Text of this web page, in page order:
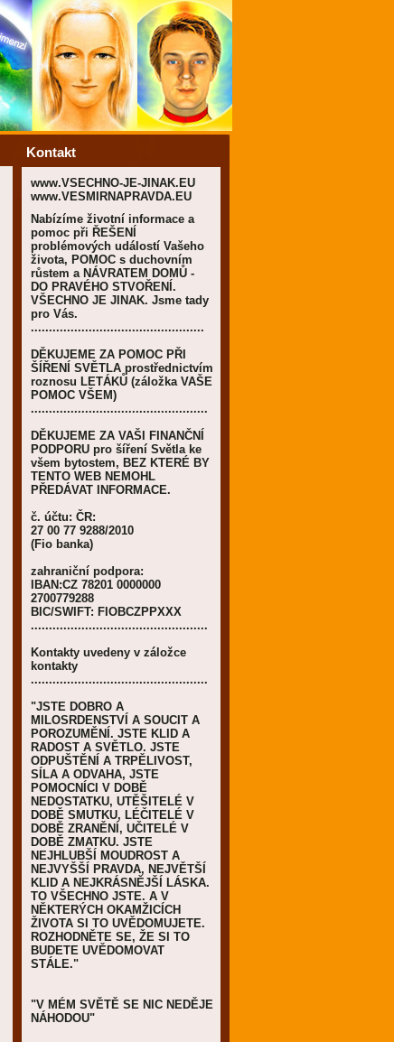
Kontakt
www.VSECHNO-JE-JINAK.EU
www.VESMIRNAPRAVDA.EU
Nabízíme životní informace a
pomoc při ŘEŠENÍ
problémových událostí Vašeho
života, POMOC s duchovním
růstem a NÁVRATEM DOMŮ -
DO PRAVÉHO STVOŘENÍ.
VŠECHNO JE JINAK. Jsme tady
pro Vás.
................................................
DĚKUJEME ZA POMOC PŘI
ŠÍŘENÍ SVĚTLA prostřednictvím
roznosu LETÁKŮ (záložka VAŠE
POMOC VŠEM)
.................................................
DĚKUJEME ZA VAŠI FINANČNÍ
PODPORU pro šíření Světla ke
všem bytostem, BEZ KTERÉ BY
TENTO WEB NEMOHL
PŘEDÁVAT INFORMACE.
č. účtu: ČR:
27 00 77 9288/2010
(Fio banka)
zahraniční podpora:
IBAN:CZ 78201 0000000
2700779288
BIC/SWIFT: FIOBCZPPXXX
.................................................
Kontakty uvedeny v záložce
kontakty
.................................................
"JSTE DOBRO A
MILOSRDENSTVÍ A SOUCIT A
POROZUMĚNÍ. JSTE KLID A
RADOST A SVĚTLO. JSTE
ODPUŠTĚNÍ A TRPĚLIVOST,
SÍLA A ODVAHA, JSTE
POMOCNÍCI V DOBĚ
NEDOSTATKU, UTĚŠITELÉ V
DOBĚ SMUTKU, LÉČITELÉ V
DOBĚ ZRANĚNÍ, UČITELÉ V
DOBĚ ZMATKU. JSTE
NEJHLUBŠÍ MOUDROST A
NEJVYŠŠÍ PRAVDA, NEJVĚTŠÍ
KLID A NEJKRÁSNĚJŠÍ LÁSKA.
TO VŠECHNO JSTE. A V
NĚKTERÝCH OKAMŽICÍCH
ŽIVOTA SI TO UVĚDOMUJETE.
ROZHODNĚTE SE, ŽE SI TO
BUDETE UVĚDOMOVAT
STÁLE."
"V MÉM SVĚTĚ SE NIC NEDĚJE
NÁHODOU"